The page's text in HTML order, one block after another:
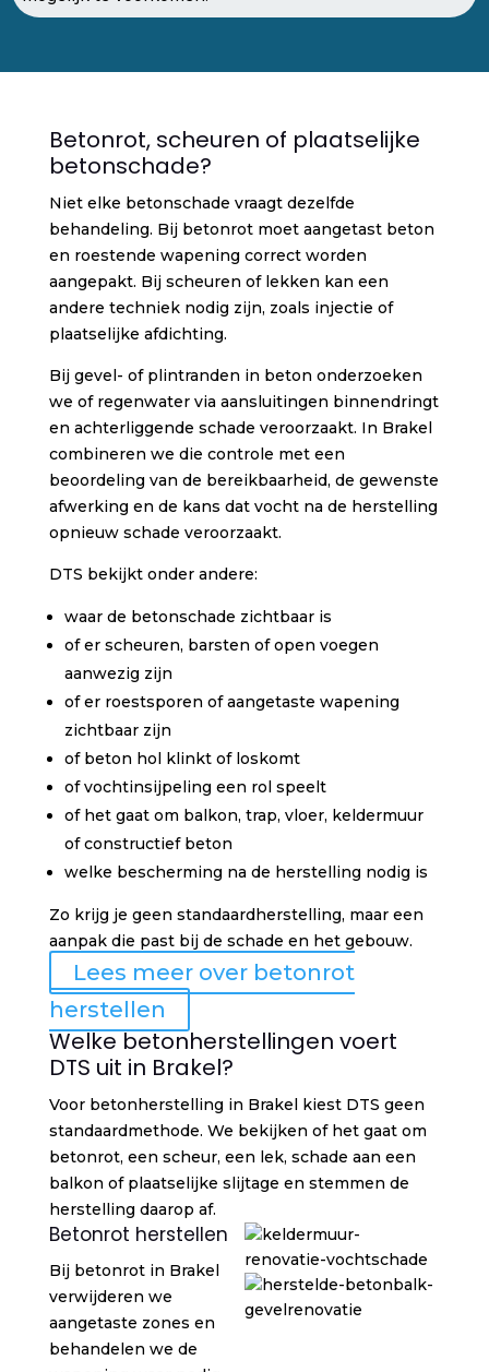
Betonrot, scheuren of plaatselijke
betonschade?
Niet elke betonschade vraagt dezelfde
behandeling. Bij betonrot moet aangetast beton
en roestende wapening correct worden
aangepakt. Bij scheuren of lekken kan een
andere techniek nodig zijn, zoals injectie of
plaatselijke afdichting.
Bij gevel- of plintranden in beton onderzoeken
we of regenwater via aansluitingen binnendringt
en achterliggende schade veroorzaakt. In Brakel
combineren we die controle met een
beoordeling van de bereikbaarheid, de gewenste
afwerking en de kans dat vocht na de herstelling
opnieuw schade veroorzaakt.
DTS bekijkt onder andere:
waar de betonschade zichtbaar is
of er scheuren, barsten of open voegen
aanwezig zijn
of er roestsporen of aangetaste wapening
zichtbaar zijn
of beton hol klinkt of loskomt
of vochtinsijpeling een rol speelt
of het gaat om balkon, trap, vloer, keldermuur
of constructief beton
welke bescherming na de herstelling nodig is
Zo krijg je geen standaardherstelling, maar een
aanpak die past bij de schade en het gebouw.
Lees meer over betonrot
herstellen
Welke betonherstellingen voert
DTS uit in Brakel?
Voor betonherstelling in Brakel kiest DTS geen
standaardmethode. We bekijken of het gaat om
betonrot, een scheur, een lek, schade aan een
balkon of plaatselijke slijtage en stemmen de
herstelling daarop af.
Betonrot herstellen
Bij betonrot in Brakel
verwijderen we
aangetaste zones en
behandelen we de